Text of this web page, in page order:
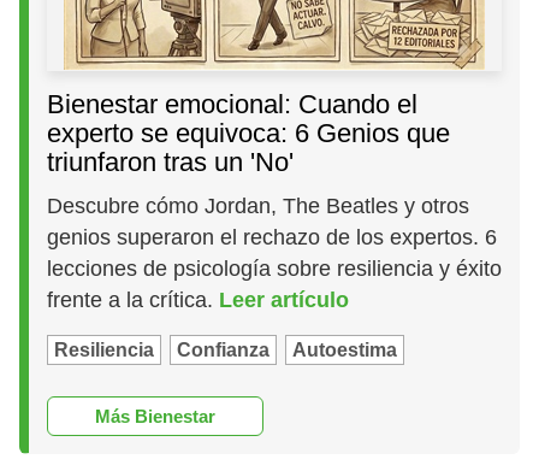
Bienestar emocional: Cuando el
experto se equivoca: 6 Genios que
triunfaron tras un 'No'
Descubre cómo Jordan, The Beatles y otros
genios superaron el rechazo de los expertos. 6
lecciones de psicología sobre resiliencia y éxito
frente a la crítica. Leer artículo
Resiliencia Confianza Autoestima
Más Bienestar